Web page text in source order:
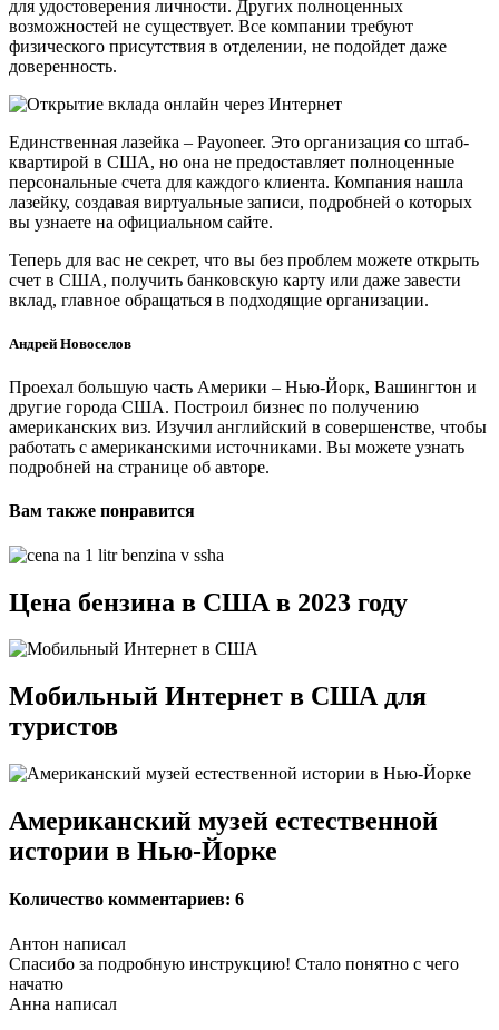
для удостоверения личности. Других полноценных
возможностей не существует. Все компании требуют
физического присутствия в отделении, не подойдет даже
доверенность.
Единственная лазейка – Payoneer. Это организация со штаб-
квартирой в США, но она не предоставляет полноценные
персональные счета для каждого клиента. Компания нашла
лазейку, создавая виртуальные записи, подробней о которых
вы узнаете на официальном сайте.
Теперь для вас не секрет, что вы без проблем можете открыть
счет в США, получить банковскую карту или даже завести
вклад, главное обращаться в подходящие организации.
Андрей Новоселов
Проехал большую часть Америки – Нью-Йорк, Вашингтон и
другие города США. Построил бизнес по получению
американских виз. Изучил английский в совершенстве, чтобы
работать с американскими источниками. Вы можете узнать
подробней на странице об авторе.
Вам также понравится
Цена бензина в США в 2023 году
Мобильный Интернет в США для
туристов
Американский музей естественной
истории в Нью-Йорке
Количество комментариев: 6
Антон написал
Спасибо за подробную инструкцию! Стало понятно с чего
начатю
Анна написал